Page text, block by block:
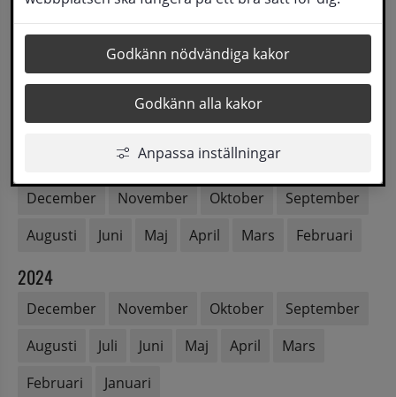
Godkänn nödvändiga kakor
Godkänn alla kakor
Anpassa inställningar
Augusti Juli Juni Maj April
Mars
Februari
Januari
December November Oktober
September
Augusti
Juni Maj April Mars Februari
2024
December November Oktober
September
Augusti
Juli Juni Maj April
Mars
Februari
Januari